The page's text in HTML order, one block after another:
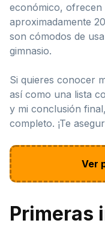
económico, ofrecen
aproximadamente
son cómodos de
gimnasio.
Si quieres conocer
así como una lista
y mi conclusión
completo. ¡Te
Ver
Primeras